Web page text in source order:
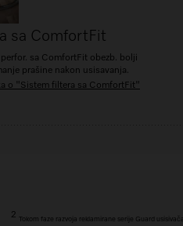
sa ComfortFit
sa ComfortFit obezb. bolji
prašine nakon usisavanja.
o "Sistem filtera sa ComfortFit"
2
Tokom faze razvoja reklamirane serije Guard